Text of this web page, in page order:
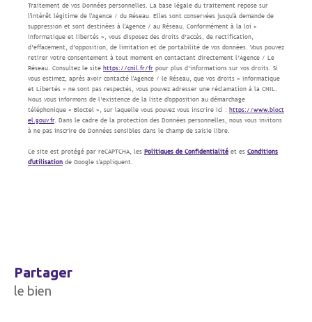
Traitement de vos Données personnelles. La base légale du traitement repose sur
l'intérêt légitime de l'Agence / du Réseau. Elles sont conservées jusqu'à demande de
suppression et sont destinées à l'Agence / au Réseau. Conformément à la loi «
informatique et libertés », vous disposez des droits d’accès, de rectification,
d’effacement, d’opposition, de limitation et de portabilité de vos données. Vous pouvez
retirer votre consentement à tout moment en contactant directement l’Agence / Le
Réseau. Consultez le site https://cnil.fr/fr pour plus d’informations sur vos droits. Si
vous estimez, après avoir contacté l'Agence / le Réseau, que vos droits « Informatique
et Libertés » ne sont pas respectés, vous pouvez adresser une réclamation à la CNIL.
Nous vous informons de l’existence de la liste d'opposition au démarchage
téléphonique « Bloctel », sur laquelle vous pouvez vous inscrire ici : https://www.bloct
el.gouv.fr. Dans le cadre de la protection des Données personnelles, nous vous invitons
à ne pas inscrire de Données sensibles dans le champ de saisie libre.
Ce site est protégé par reCAPTCHA, les Politiques de Confidentialité et es Conditions
d'utilisation de Google s'appliquent.
partager
le bien